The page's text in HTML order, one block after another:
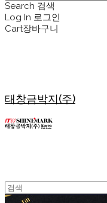
Search 검색
Log In 로그인
Cart장바구니
태창금박지(주)